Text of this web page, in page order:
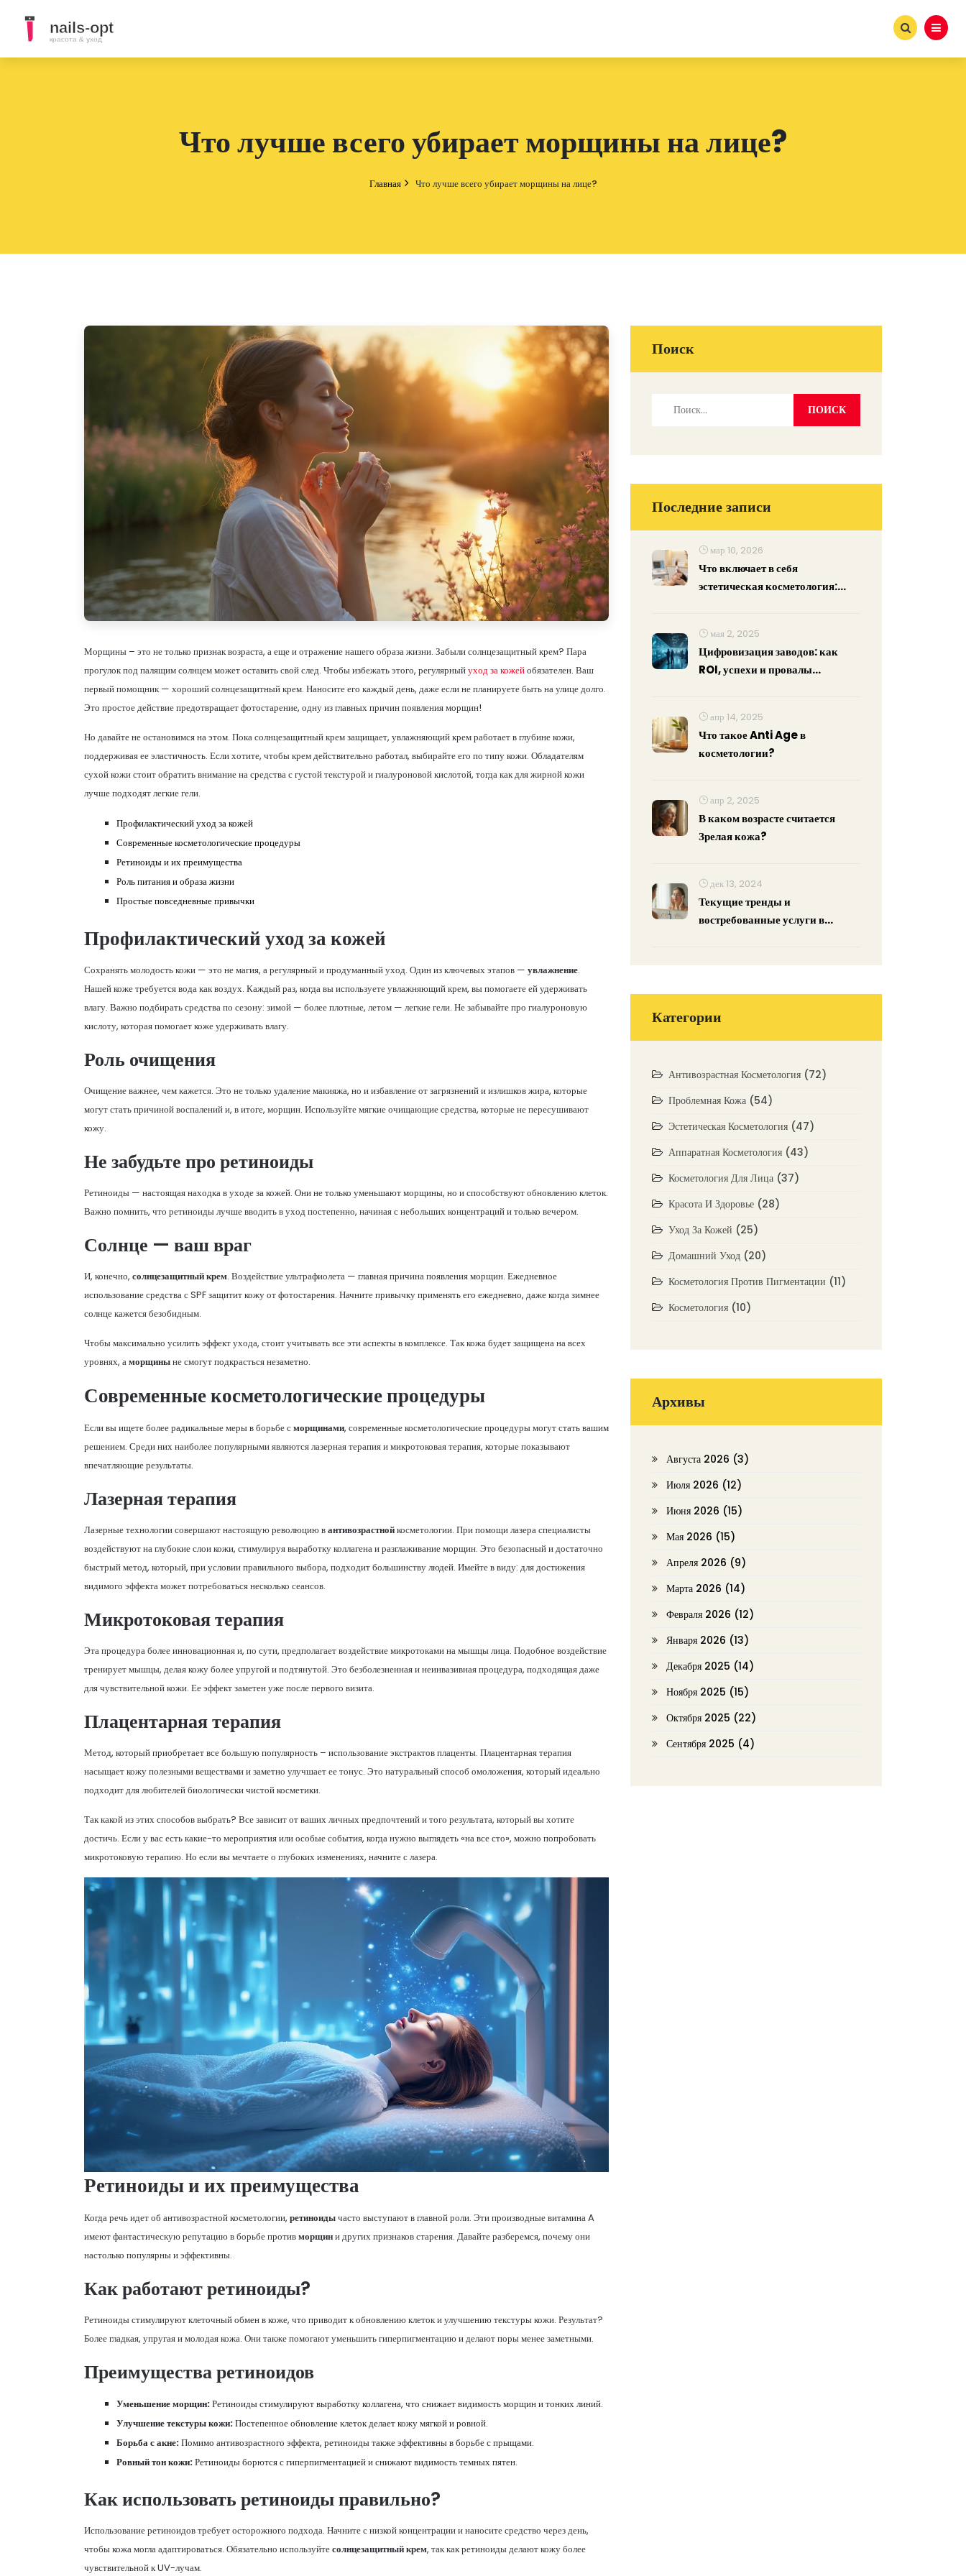
Что лучше всего убирает морщины на лице?
Главная Что лучше всего убирает морщины на лице?
Морщины – это не только признак возраста, а еще и отражение нашего образа жизни. Забыли солнцезащитный крем? Пара
прогулок под палящим солнцем может оставить свой след. Чтобы избежать этого, регулярныйуход за кожейобязателен. Ваш
первый помощник — хороший солнцезащитный крем. Наносите его каждый день, даже если не планируете быть на улице долго.
Это простое действие предотвращает фотостарение, одну из главных причин появления морщин!
Но давайте не остановимся на этом. Пока солнцезащитный крем защищает, увлажняющий крем работает в глубине кожи,
поддерживая ее эластичность. Если хотите, чтобы крем действительно работал, выбирайте его по типу кожи. Обладателям
сухой кожи стоит обратить внимание на средства с густой текстурой и гиалуроновой кислотой, тогда как для жирной кожи
лучше подходят легкие гели.
Профилактический уход за кожей
Современные косметологические процедуры
Ретиноиды и их преимущества
Роль питания и образа жизни
Простые повседневные привычки
Профилактический уход за кожей
Сохранять молодость кожи — это не магия, а регулярный и продуманный уход. Один из ключевых этапов — увлажнение.
Нашей коже требуется вода как воздух. Каждый раз, когда вы используете увлажняющий крем, вы помогаете ей удерживать
влагу. Важно подбирать средства по сезону: зимой — более плотные, летом — легкие гели. Не забывайте про гиалуроновую
кислоту, которая помогает коже удерживать влагу.
Роль очищения
Очищение важнее, чем кажется. Это не только удаление макияжа, но и избавление от загрязнений и излишков жира, которые
могут стать причиной воспалений и, в итоге, морщин. Используйте мягкие очищающие средства, которые не пересушивают
кожу.
Не забудьте проретиноиды
Ретиноиды — настоящая находка в уходе за кожей. Они не только уменьшают морщины, но и способствуют обновлению клеток.
Важно помнить, что ретиноиды лучше вводить в уход постепенно, начиная с небольших концентраций и только вечером.
Солнце — ваш враг
И, конечно, солнцезащитный крем. Воздействие ультрафиолета — главная причина появления морщин. Ежедневное
использование средства с SPF защитит кожу от фотостарения. Начните привычку применять его ежедневно, даже когда зимнее
солнце кажется безобидным.
Чтобы максимально усилить эффект ухода, стоит учитывать все эти аспекты в комплексе. Так кожа будет защищена на всех
уровнях, аморщиныне смогут подкрасться незаметно.
Современные косметологические процедуры
Если вы ищете более радикальные меры в борьбе сморщинами, современные косметологические процедуры могут стать вашим
решением. Среди них наиболее популярными являются лазерная терапия и микротоковая терапия, которые показывают
впечатляющие результаты.
Лазерная терапия
Лазерные технологии совершают настоящую революцию вантивозрастнойкосметологии. При помощи лазера специалисты
воздействуют на глубокие слои кожи, стимулируя выработку коллагена и разглаживание морщин. Это безопасный и достаточно
быстрый метод, который, при условии правильного выбора, подходит большинству людей. Имейте в виду: для достижения
видимого эффекта может потребоваться несколько сеансов.
Микротоковая терапия
Эта процедура более инновационная и, по сути, предполагает воздействие микротоками на мышцы лица. Подобное воздействие
тренирует мышцы, делая кожу более упругой и подтянутой. Это безболезненная и неинвазивная процедура, подходящая даже
для чувствительной кожи. Ее эффект заметен уже после первого визита.
Плацентарная терапия
Метод, который приобретает все большую популярность – использование экстрактов плаценты. Плацентарная терапия
насыщает кожу полезными веществами и заметно улучшает ее тонус. Это натуральный способ омоложения, который идеально
подходит для любителей биологически чистой косметики.
Так какой из этих способов выбрать? Все зависит от ваших личных предпочтений и того результата, который вы хотите
достичь. Если у вас есть какие-то мероприятия или особые события, когда нужно выглядеть «на все сто», можно попробовать
микротоковую терапию. Но если вы мечтаете о глубоких изменениях, начните с лазера.
Ретиноиды и их преимущества
Когда речь идет об антивозрастной косметологии, ретиноидычасто выступают в главной роли. Эти производные витамина A
имеют фантастическую репутацию в борьбе противморщини других признаков старения. Давайте разберемся, почему они
настолько популярны и эффективны.
Как работают ретиноиды?
Ретиноиды стимулируют клеточный обмен в коже, что приводит к обновлению клеток и улучшению текстуры кожи. Результат?
Более гладкая, упругая и молодая кожа. Они также помогают уменьшить гиперпигментацию и делают поры менее заметными.
Преимущества ретиноидов
Уменьшение морщин:Ретиноиды стимулируют выработку коллагена, что снижает видимость морщин и тонких линий.
Улучшение текстуры кожи:Постепенное обновление клеток делает кожу мягкой и ровной.
Борьба с акне:Помимо антивозрастного эффекта, ретиноиды также эффективны в борьбе с прыщами.
Ровный тон кожи:Ретиноиды борются с гиперпигментацией и снижают видимость темных пятен.
Как использовать ретиноиды правильно?
Использование ретиноидов требует осторожного подхода. Начните с низкой концентрации и наносите средство через день,
чтобы кожа могла адаптироваться. Обязательно используйтесолнцезащитный крем, так как ретиноиды делают кожу более
чувствительной к UV-лучам.
Поиск
Последние записи
мар 10, 2026
Что включает в себя
эстетическая косметология:
мая 2, 2025
Цифровизация заводов: как
ROI, успехи и провалы
апр 14, 2025
Что такое Anti Age в
косметологии?
апр 2, 2025
В каком возрасте считается
Зрелая кожа?
дек 13, 2024
Текущие тренды и
востребованные услуги в
Категории
Антивозрастная Косметология (72)
Проблемная Кожа (54)
Эстетическая Косметология (47)
Аппаратная Косметология (43)
Косметология Для Лица (37)
Красота И Здоровье (28)
Уход За Кожей (25)
Домашний Уход (20)
Косметология Против Пигментации (11)
Косметология (10)
Архивы
Августа 2026 (3)
Июля 2026 (12)
Июня 2026 (15)
Мая 2026 (15)
Апреля 2026 (9)
Марта 2026 (14)
Февраля 2026 (12)
Января 2026 (13)
Декабря 2025 (14)
Ноября 2025 (15)
Октября 2025 (22)
Сентября 2025 (4)